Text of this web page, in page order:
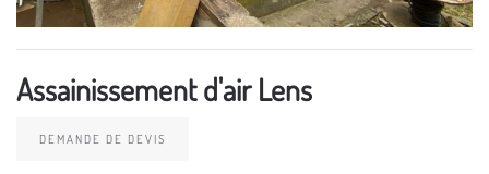
Assainissement d'air Lens
DEMANDE DE DEVIS